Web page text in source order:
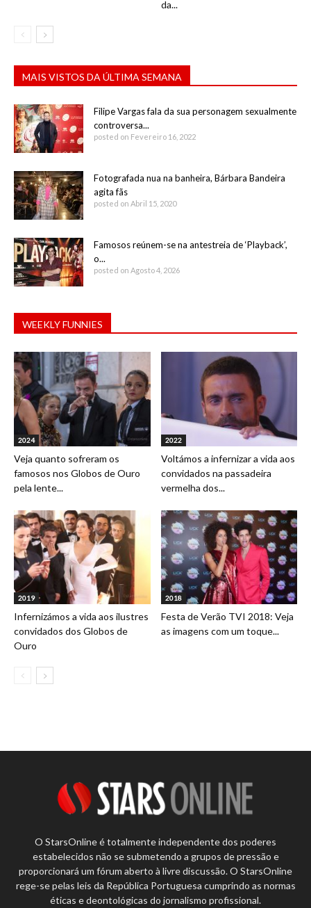
da...
MAIS VISTOS DA ÚLTIMA SEMANA
Filipe Vargas fala da sua personagem sexualmente
controversa...
posted on Fevereiro 16, 2022
Fotografada nua na banheira, Bárbara Bandeira
agita fãs
posted on Abril 15, 2020
Famosos reúnem-se na antestreia de ‘Playback’,
o...
posted on Agosto 4, 2026
WEEKLY FUNNIES
2024
Veja quanto sofreram os
famosos nos Globos de Ouro
pela lente...
2022
Voltámos a infernizar a vida aos
convidados na passadeira
vermelha dos...
2019
Infernizámos a vida aos ilustres
convidados dos Globos de
Ouro
2018
Festa de Verão TVI 2018: Veja
as imagens com um toque...
O StarsOnline é totalmente independente dos poderes
estabelecidos não se submetendo a grupos de pressão e
proporcionará um fórum aberto à livre discussão. O StarsOnline
rege-se pelas leis da República Portuguesa cumprindo as normas
éticas e deontológicas do jornalismo profissional.